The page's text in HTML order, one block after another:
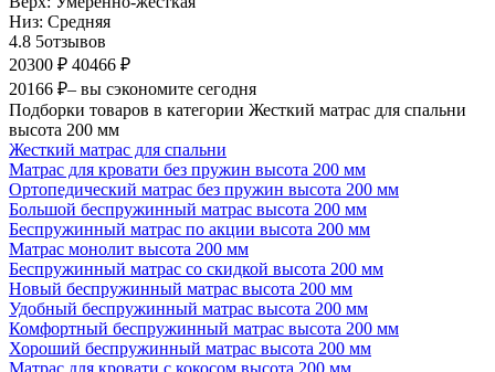
Низ: Средняя
4.8 5отзывов
20300 ₽ 40466 ₽
20166 ₽– вы сэкономите сегодня
Подборки товаров в категории Жесткий матрас для спальни
высота 200 мм
Жесткий матрас для спальни
Матрас для кровати без пружин высота 200 мм
Ортопедический матрас без пружин высота 200 мм
Большой беспружинный матрас высота 200 мм
Беспружинный матрас по акции высота 200 мм
Матрас монолит высота 200 мм
Беспружинный матрас со скидкой высота 200 мм
Новый беспружинный матрас высота 200 мм
Удобный беспружинный матрас высота 200 мм
Комфортный беспружинный матрас высота 200 мм
Хороший беспружинный матрас высота 200 мм
Матрас для кровати с кокосом высота 200 мм